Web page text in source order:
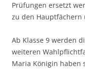
Prüfungen ersetzt
zu den Hauptfächern
Ab Klasse 9 werden
weiteren
Maria Königin haben